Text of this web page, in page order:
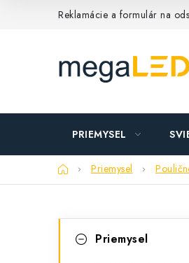
Reklamácie a formulár na
PRIEMYSEL
DomovPriemysel
kategóriePriemysel